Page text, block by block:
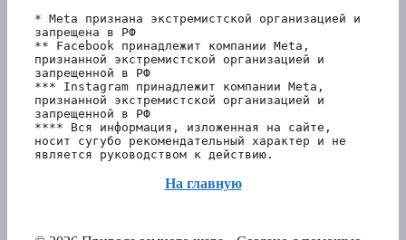
* Meta признана экстремистской организацией и
запрещена в РФ
** Facebook принадлежит компании Meta,
признанной экстремистской организацией и
запрещенной в РФ
*** Instagram принадлежит компании Meta,
признанной экстремистской организацией и
запрещенной в РФ
**** Вся информация, изложенная на сайте,
носит сугубо рекомендательный характер и не
является руководством к действию.
На главную